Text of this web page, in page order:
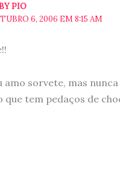
PIO
6, 2006 EM 8:15 AM
amo sorvete, mas
que tem pedaços de